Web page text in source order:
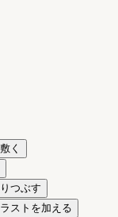
く
つぶす
ストを加える